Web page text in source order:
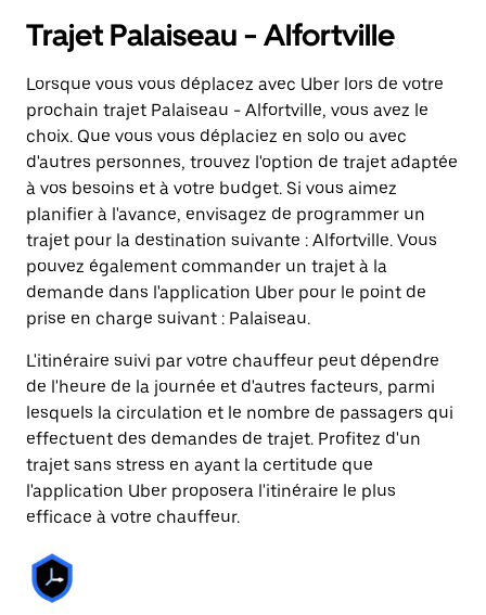
Trajet Palaiseau - Alfortville
Lorsque vous vous déplacez avec Uber lors de votre
prochain trajet Palaiseau - Alfortville, vous avez le
choix. Que vous vous déplaciez en solo ou avec
d'autres personnes, trouvez l'option de trajet adaptée
à vos besoins et à votre budget. Si vous aimez
planifier à l'avance, envisagez de programmer un
trajet pour la destination suivante : Alfortville. Vous
pouvez également commander un trajet à la
demande dans l'application Uber pour le point de
prise en charge suivant : Palaiseau.
L'itinéraire suivi par votre chauffeur peut dépendre
de l'heure de la journée et d'autres facteurs, parmi
lesquels la circulation et le nombre de passagers qui
effectuent des demandes de trajet. Profitez d'un
trajet sans stress en ayant la certitude que
l'application Uber proposera l'itinéraire le plus
efficace à votre chauffeur.